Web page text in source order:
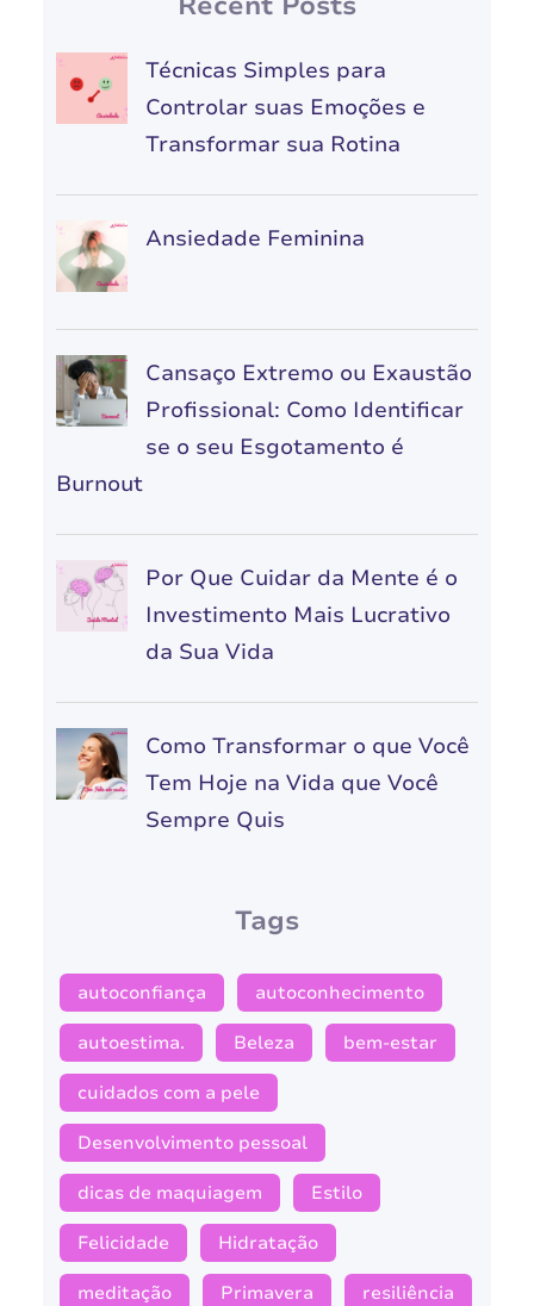
Técnicas Simples para
Controlar suas Emoções e
Transformar sua Rotina
Ansiedade Feminina
Cansaço Extremo ou Exaustão
Profissional: Como Identificar
se o seu Esgotamento é
Burnout
Por Que Cuidar da Mente é o
Investimento Mais Lucrativo
da Sua Vida
Como Transformar o que Você
Tem Hoje na Vida que Você
Sempre Quis
Tags
autoconfiança autoconhecimento
autoestima. Beleza bem-estar
cuidados com a pele
Desenvolvimento pessoal
dicas de maquiagem Estilo
Felicidade Hidratação
meditação Primavera resiliência